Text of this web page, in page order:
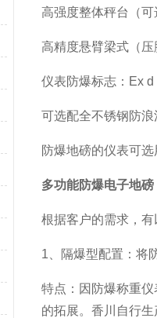
高强度整体秤台（
高精度悬臂梁式（
仪表防爆标志：Ex d
可选配全不锈钢防浪
防爆地磅的仪表可
多功能防爆电子地磅
根据客户的需求，
1、隔爆型配置：将
特点：因防爆称重
的拓展。香川自行